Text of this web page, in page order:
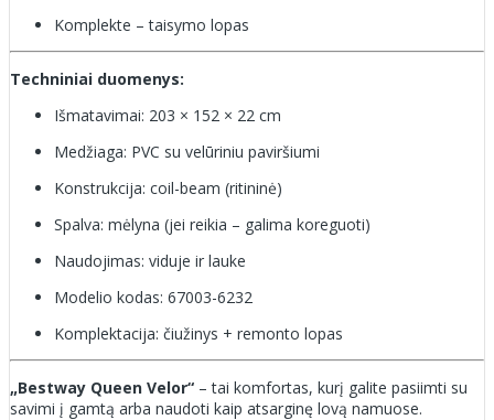
Komplekte – taisymo lopas
Techniniai duomenys:
Išmatavimai: 203 × 152 × 22 cm
Medžiaga: PVC su velūriniu paviršiumi
Konstrukcija: coil-beam (ritininė)
Spalva: mėlyna (jei reikia – galima koreguoti)
Naudojimas: viduje ir lauke
Modelio kodas: 67003-6232
Komplektacija: čiužinys + remonto lopas
„Bestway Queen Velor“ – tai komfortas, kurį galite pasiimti su
savimi į gamtą arba naudoti kaip atsarginę lovą namuose.